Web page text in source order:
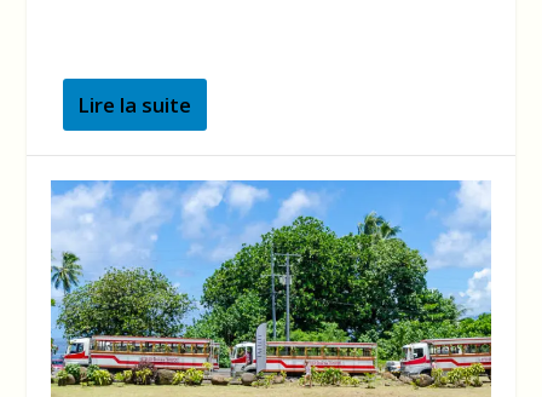
Lire la suite